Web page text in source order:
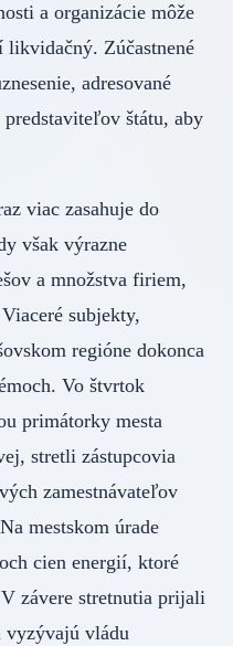
a organizácie môže
Zúčastnené
adresované
štátu, aby
viac zasahuje do
však výrazne
a množstva firiem,
subjekty,
regióne dokonca
Vo štvrtok
primátorky mesta
stretli zástupcovia
zamestnávateľov
mestskom úrade
cien energií, ktoré
závere stretnutia prijali
vyzývajú vládu